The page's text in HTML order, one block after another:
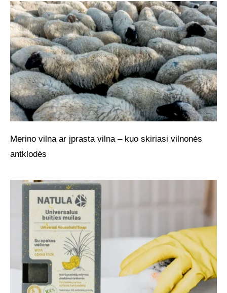
Merino vilna ar įprasta vilna – kuo skiriasi vilnonės
antklodės